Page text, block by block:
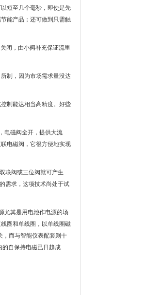
短至几个毫秒，即使是先
能产品；还可做到只需触
闭，由小阀补充保证流里
制，因为市场需求量没达
制能达相当高精度。好些
电磁阀全开，提供大流
电磁阀，它很方便地实现
联阀或三位阀就可产生
需求，这项技术尚处于试
尤其是用电池作电源的场
圈和单线圈，以单线圈磁
，而与智能仪表配套则十
的自保持电磁已日趋成